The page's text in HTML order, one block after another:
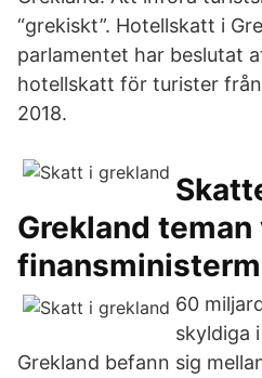
“grekiskt”. Hotellskatt i
parlamentet har beslutat
hotellskatt för turister
2018.
Grekland teman
60
skyldiga
Grekland befann sig